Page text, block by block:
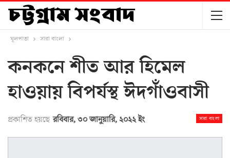
মূলপাতা সারা বাংলা
কনকনে শীত আর হিমেল
হাওয়ায় বিপর্যস্থ ঈদগাঁওবাসী
সারা বাংলা
প্রকাশিত হয়ছে রবিবার, ৩০ জানুয়ারি, ২০২২ ইং